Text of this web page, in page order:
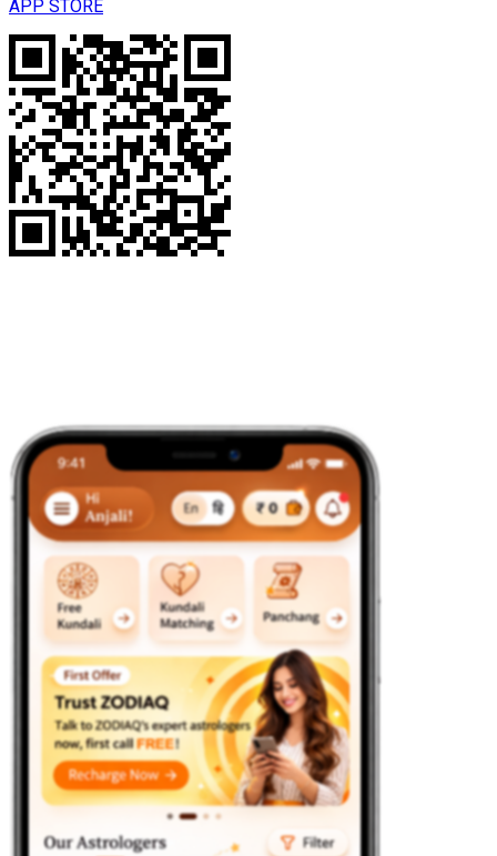
APP STORE